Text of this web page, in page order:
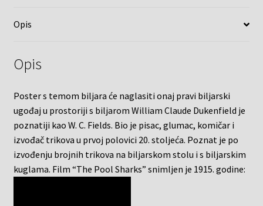
Opis
Opis
Poster s temom biljara će naglasiti onaj pravi biljarski
ugođaj u prostoriji s biljarom William Claude Dukenfield je
poznatiji kao W. C. Fields. Bio je pisac, glumac, komičar i
izvođač trikova u prvoj polovici 20. stoljeća. Poznat je po
izvođenju brojnih trikova na biljarskom stolu i s biljarskim
kuglama. Film “The Pool Sharks” snimljen je 1915. godine: